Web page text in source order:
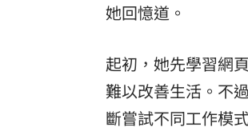
她回憶道。
起初，她先學習網
難以改善生活。不
斷嘗試不同工作模